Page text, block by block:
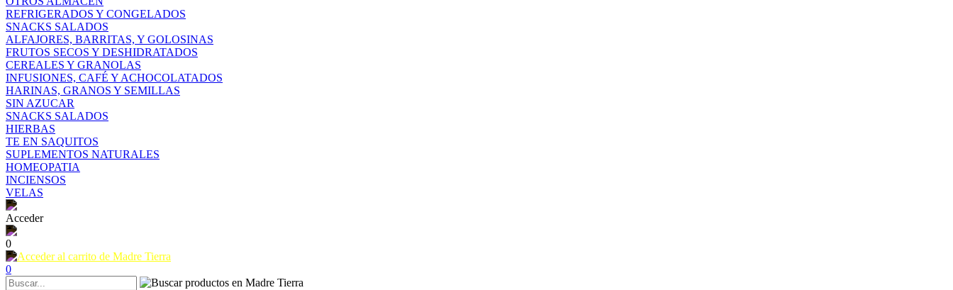
REFRIGERADOS Y CONGELADOS
SNACKS SALADOS
ALFAJORES, BARRITAS, Y GOLOSINAS
FRUTOS SECOS Y DESHIDRATADOS
CEREALES Y GRANOLAS
INFUSIONES, CAFÉ Y ACHOCOLATADOS
HARINAS, GRANOS Y SEMILLAS
SIN AZUCAR
SNACKS SALADOS
HIERBAS
TE EN SAQUITOS
SUPLEMENTOS NATURALES
HOMEOPATIA
INCIENSOS
VELAS
Acceder
0
0